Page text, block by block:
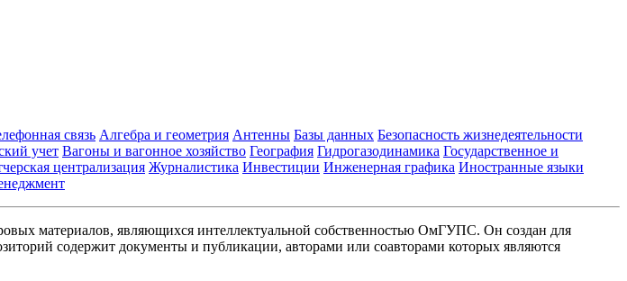
связь Алгебра и геометрия Антенны Базы данных Безопасность жизнедеятельности
учет Вагоны и вагонное хозяйство География Гидрогазодинамика Государственное и
централизация Журналистика Инвестиции Инженерная графика Иностранные языки
материалов, являющихся интеллектуальной собственностью ОмГУПС. Он создан для
содержит документы и публикации, авторами или соавторами которых являются